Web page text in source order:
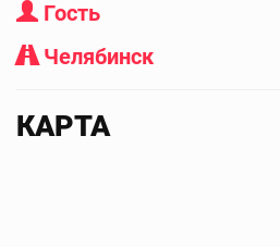
Гость
Челябинск
КАРТА